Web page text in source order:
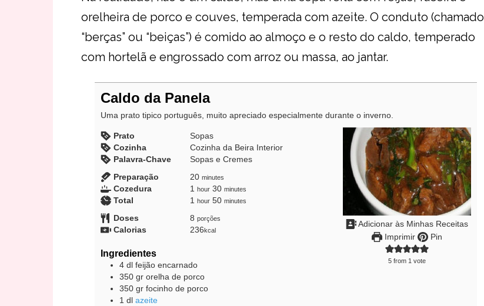
orelheira de porco e couves, temperada com azeite. O conduto (chamado
“berças” ou “beiças”) é comido ao almoço e o resto do caldo, temperado
com hortelã e engrossado com arroz ou massa, ao jantar.
Caldo da Panela
Uma prato tipico português, muito apreciado especialmente durante o inverno.
Adicionar às Minhas Receitas
Imprimir
Pin
5 from 1 vote
Prato
Sopas
Cozinha
Cozinha da Beira Interior
Palavra-Chave
Sopas e Cremes
Preparação
20minutes
minutes
Cozedura 1 hour
hour 30minutes
minutes
Total 1 hour
hour 50minutes
minutes
Doses 8 porções
Calorias 236kcal
Ingredientes
4 dl feijão encarnado
350 gr orelha de porco
350 gr focinho de porco
1 dl azeite